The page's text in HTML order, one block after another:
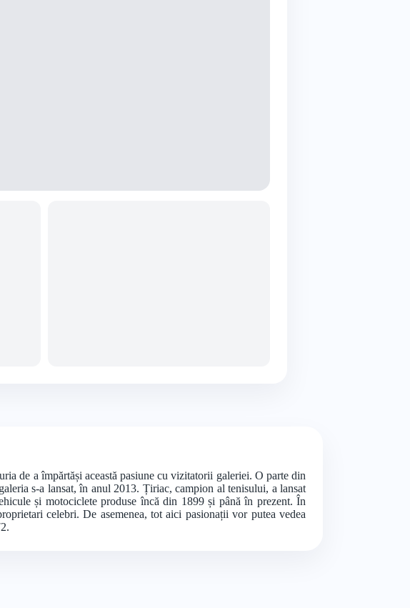
de a împărtăși această pasiune cu vizitatorii galeriei. O parte din
s-a lansat, în anul 2013. Țiriac, campion al tenisului, a lansat
și motociclete produse încă din 1899 și până în prezent. În
celebri. De asemenea, tot aici pasionații vor putea vedea